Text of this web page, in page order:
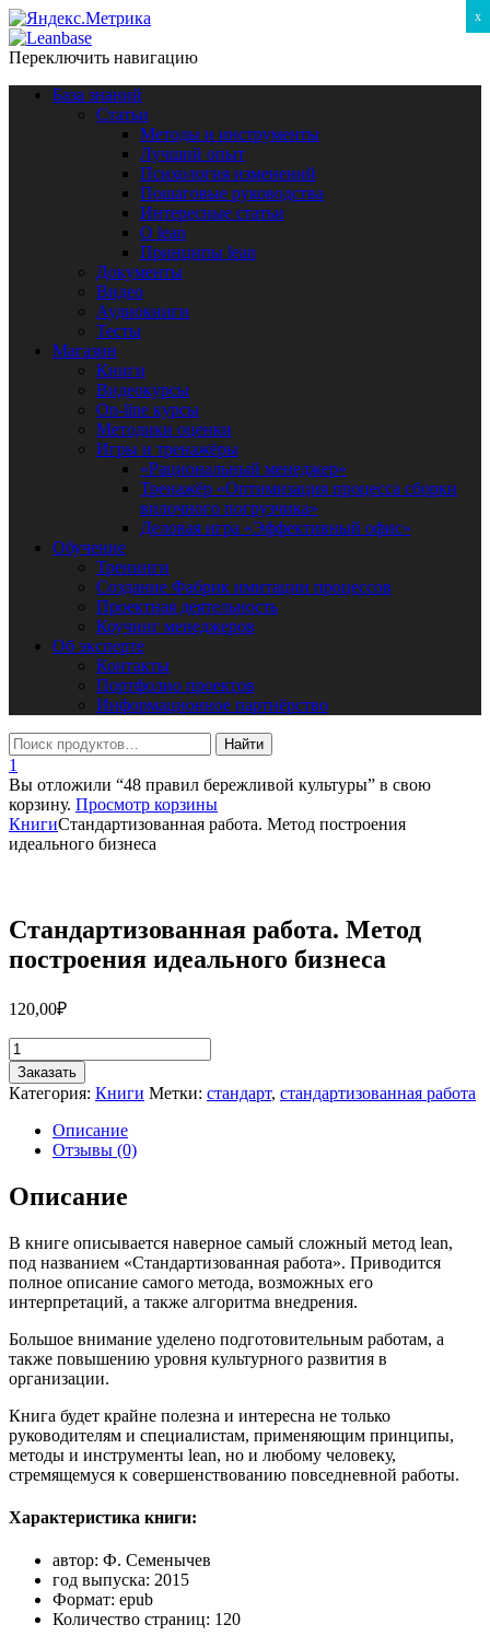
Переключить навигацию
База знаний
Статьи
Методы и инструменты
Лучший опыт
Психология изменений
Пошаговые руководства
Интересные статьи
O lean
Принципы lean
Документы
Видео
Аудиокниги
Тесты
Магазин
Книги
Видеокурсы
On-line курсы
Методики оценки
Игры и тренажёры
«Рациональный менеджер»
Тренажёр «Оптимизация процесса сборки
вилочного погрузчика»
Деловая игра «Эффективный офис»
Обучение
Тренинги
Создание Фабрик имитации процессов
Проектная деятельность
Коучинг менеджеров
Об эксперте
Контакты
Портфолио проектов
Информационное партнёрство
1
Вы отложили “48 правил бережливой культуры” в свою
корзину. Просмотр корзины
КнигиСтандартизованная работа. Метод построения
идеального бизнеса
Стандартизованная работа. Метод
построения идеального бизнеса
120,00₽
Количество
товара
Стандартизованная
работа.
Метод
построения
идеального
бизнеса
Заказать
Категория: Книги Метки: стандарт, стандартизованная работа
Описание
Отзывы (0)
Описание
В книге описывается наверное самый сложный метод lean,
под названием «Стандартизованная работа». Приводится
полное описание самого метода, возможных его
интерпретаций, а также алгоритма внедрения.
Большое внимание уделено подготовительным работам, а
также повышению уровня культурного развития в
организации.
Книга будет крайне полезна и интересна не только
руководителям и специалистам, применяющим принципы,
методы и инструменты lean, но и любому человеку,
стремящемуся к совершенствованию повседневной работы.
Характеристика книги:
автор: Ф. Семенычев
год выпуска: 2015
Формат: epub
Количество страниц: 120
x